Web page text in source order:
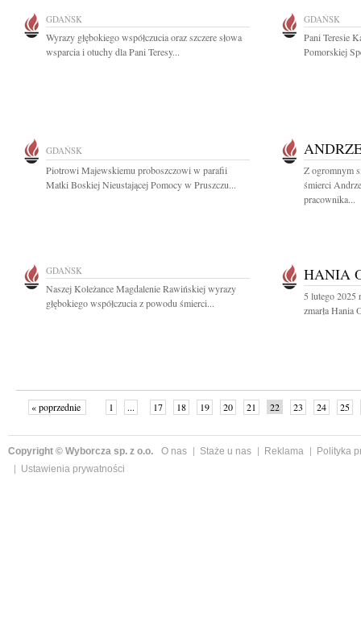
GDAŃSK
Wyrazy głębokiego współczucia oraz szczere słowa
wsparcia i otuchy dla Pani Teresy...
GDAŃSK
Pani Teresie
Pomorskiej
GDAŃSK
Piotrowi Majewskiemu proboszczowi w parafii
Matki Boskiej Nieustającej Pomocy w Pruszczu...
Z ogromnym
śmierci
pracownika...
GDAŃSK
Naszej Koleżance Magdalenie Rawińskiej wyrazy
głębokiego współczucia z powodu śmierci...
HANIA
5 lutego 2025
zmarła Hania
« poprzednie 1 ... 17 18 19 20 21 22 23 24
25
Copyright © Wyborcza sp. z o.o. O nas Staże u nas Reklama
Polityka
Ustawienia prywatności